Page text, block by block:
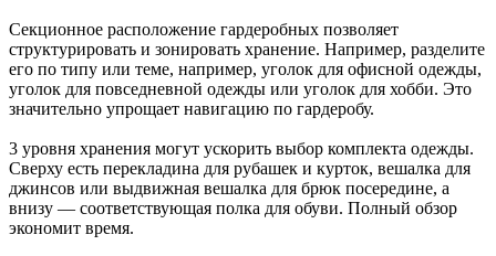
Секционное расположение гардеробных позволяет
структурировать и зонировать хранение. Например, разделите
его по типу или теме, например, уголок для офисной одежды,
уголок для повседневной одежды или уголок для хобби. Это
значительно упрощает навигацию по гардеробу.
3 уровня хранения могут ускорить выбор комплекта одежды.
Сверху есть перекладина для рубашек и курток, вешалка для
джинсов или выдвижная вешалка для брюк посередине, а
внизу — соответствующая полка для обуви. Полный обзор
экономит время.